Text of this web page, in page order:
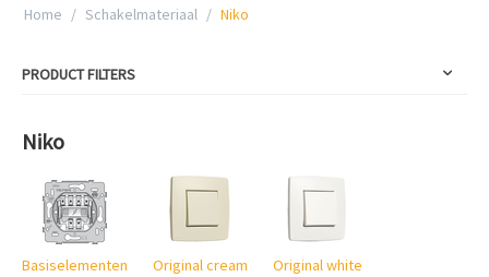
Home / Schakelmateriaal / Niko
PRODUCT FILTERS
Niko
Basiselementen Original cream Original white